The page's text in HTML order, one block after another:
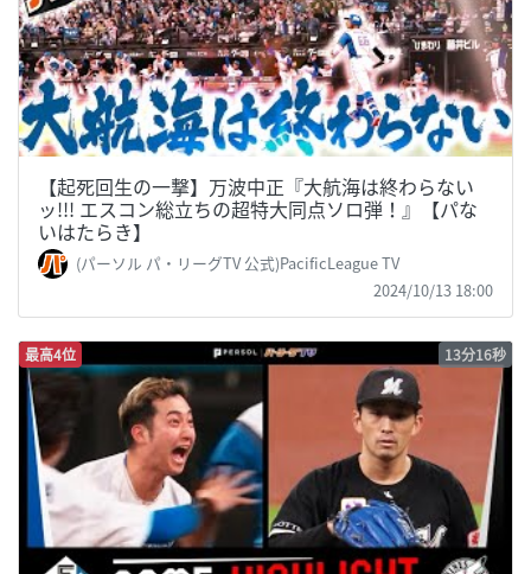
【起死回生の一撃】万波中正『大航海は終わらない
ッ!!! エスコン総立ちの超特大同点ソロ弾！』【パな
いはたらき】
(パーソル パ・リーグTV 公式)PacificLeague TV
2024/10/13 18:00
最高4位 13分16秒